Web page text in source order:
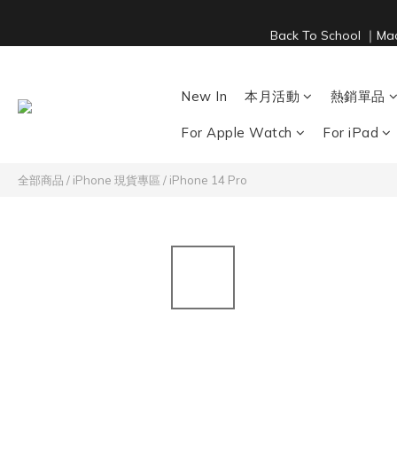
New In 本月活動 熱銷單品
For Apple Watch For iPad
全部商品 / iPhone 現貨專區 / iPhone 14 Pro